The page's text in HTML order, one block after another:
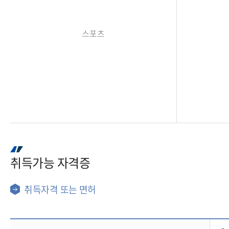
스포츠
취득가능 자격증
취득자격 또는 면허